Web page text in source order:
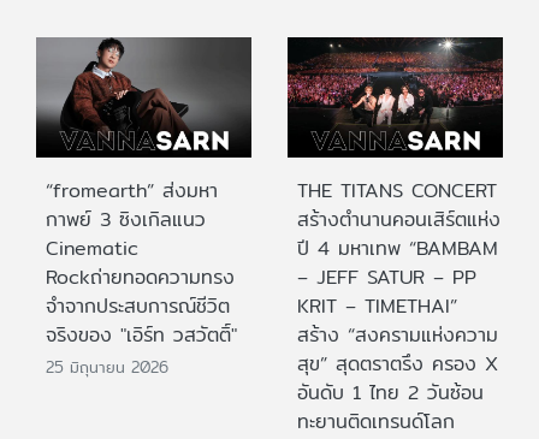
“fromearth” ส่งมหา
กาพย์ 3 ซิงเกิลแนว
Cinematic
Rockถ่ายทอดความทรง
จำจากประสบการณ์ชีวิต
จริงของ "เอิร์ท วสวัตติ์"
25 มิถุนายน 2026
THE TITANS CONCERT
สร้างตำนานคอนเสิร์ตแห่ง
ปี 4 มหาเทพ “BAMBAM
– JEFF SATUR – PP
KRIT – TIMETHAI”
สร้าง “สงครามแห่งความ
สุข” สุดตราตรึง ครอง X
อันดับ 1 ไทย 2 วันซ้อน
ทะยานติดเทรนด์โลก